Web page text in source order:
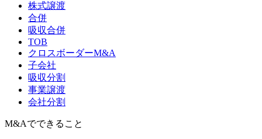
株式譲渡
合併
吸収合併
TOB
クロスボーダーM&A
子会社
吸収分割
事業譲渡
会社分割
M&Aでできること